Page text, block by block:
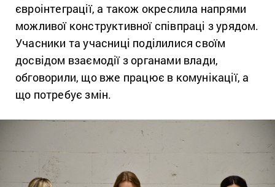
євроінтеграції, а також окреслила напрями
можливої конструктивної співпраці з урядом.
Учасники та учасниці поділилися своїм
досвідом взаємодії з органами влади,
обговорили, що вже працює в комунікації, а
що потребує змін.